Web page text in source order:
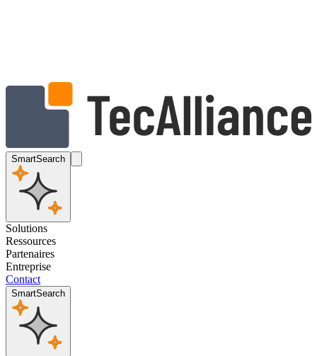
SmartSearch
Solutions
Ressources
Partenaires
Entreprise
Contact
SmartSearch